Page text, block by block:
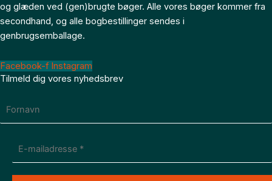
og glæden ved (gen)brugte bøger. Alle vores bøger kommer fra
secondhand, og alle bogbestillinger sendes i
genbrugsemballage.
Facebook-f Instagram
Tilmeld dig vores nyhedsbrev